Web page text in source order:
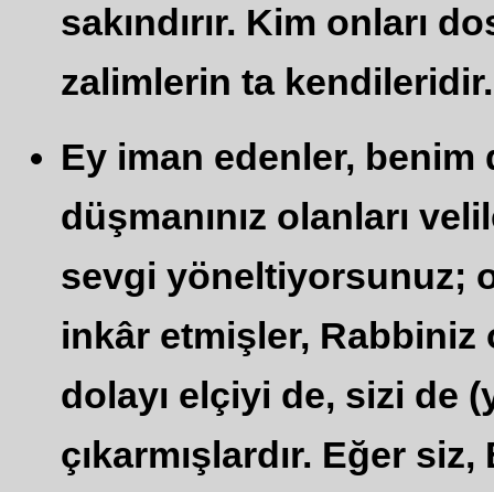
sakındırır. Kim onları
zalimlerin ta
Ey iman edenler, benim
düşmanınız olanları
sevgi yöneltiyorsunuz;
inkâr etmişler, Rabbiniz
dolayı elçiyi de, sizi de
çıkarmışlardır. Eğer